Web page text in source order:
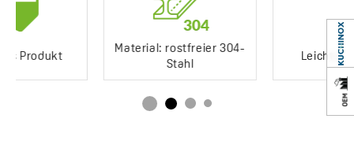
40/50 mm
Wasserdurchsatz:
reversibel (unter den Fliesen oder massiv)
Material der Ausführung
: Rostfreier Stahl 304
Material: rostfreier 304-
Leichte Reinigung